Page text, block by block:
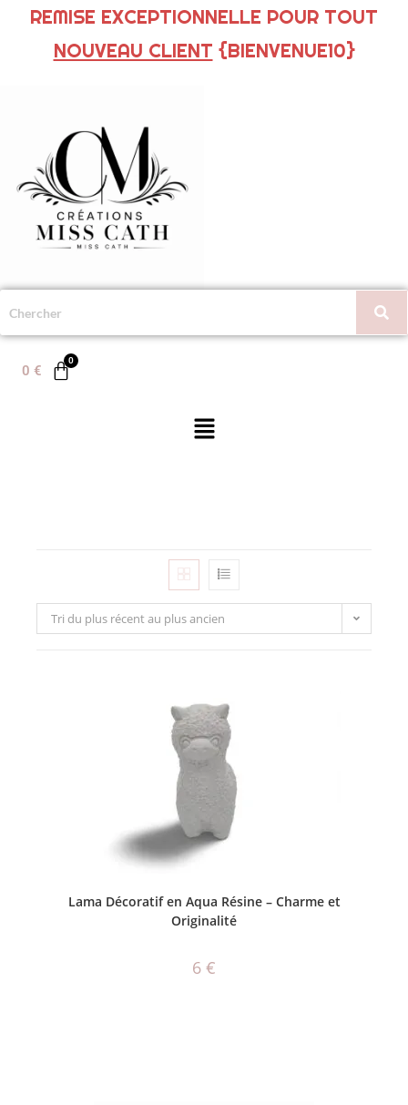
REMISE EXCEPTIONNELLE POUR TOUT
NOUVEAU CLIENT {BIENVENUE10}
0 €
Tri du plus récent au plus ancien
Lama Décoratif en Aqua Résine – Charme et
Originalité
6 €